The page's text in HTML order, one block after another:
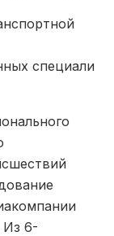
специали
Из 6-